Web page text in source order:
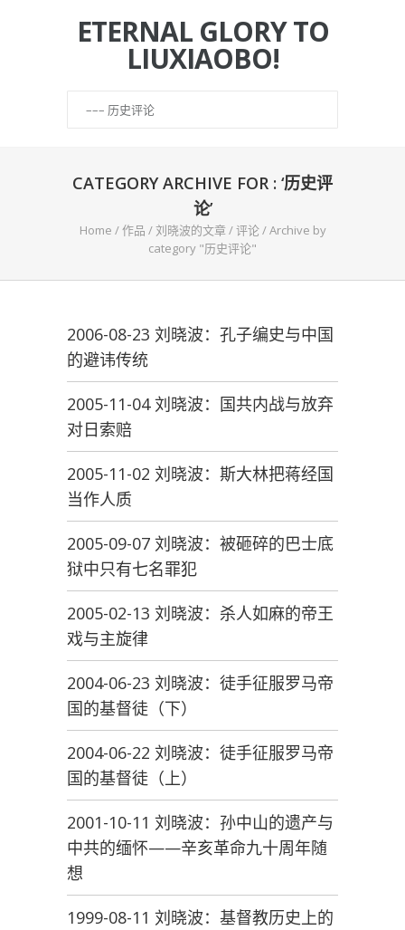
ETERNAL GLORY TO
LIUXIAOBO!
CATEGORY ARCHIVE FOR : ‘历史评
论’
Home /作品 /刘晓波的文章/评论/Archive by
category "历史评论"
2006-08-23 刘晓波：孔子编史与中国
的避讳传统
2005-11-04 刘晓波：国共内战与放弃
对日索赔
2005-11-02 刘晓波：斯大林把蒋经国
当作人质
2005-09-07 刘晓波：被砸碎的巴士底
狱中只有七名罪犯
2005-02-13 刘晓波：杀人如麻的帝王
戏与主旋律
2004-06-23 刘晓波：徒手征服罗马帝
国的基督徒（下）
2004-06-22 刘晓波：徒手征服罗马帝
国的基督徒（上）
2001-10-11 刘晓波：孙中山的遗产与
中共的缅怀——辛亥革命九十周年随
想
1999-08-11 刘晓波：基督教历史上的